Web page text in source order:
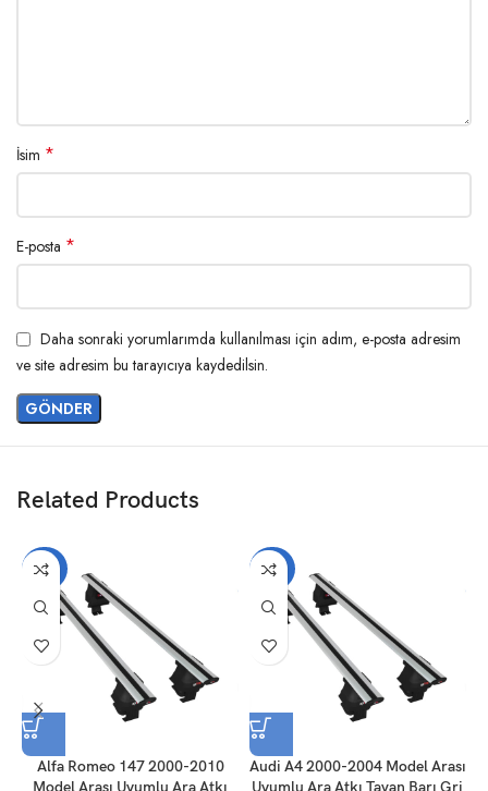
İsim *
E-posta *
Daha sonraki yorumlarımda kullanılması için adım, e-posta adresim
ve site adresim bu tarayıcıya kaydedilsin.
Related Products
-20%
Alfa Romeo 147 2000-2010
-20%
Audi A4 2000-2004 Model Arası